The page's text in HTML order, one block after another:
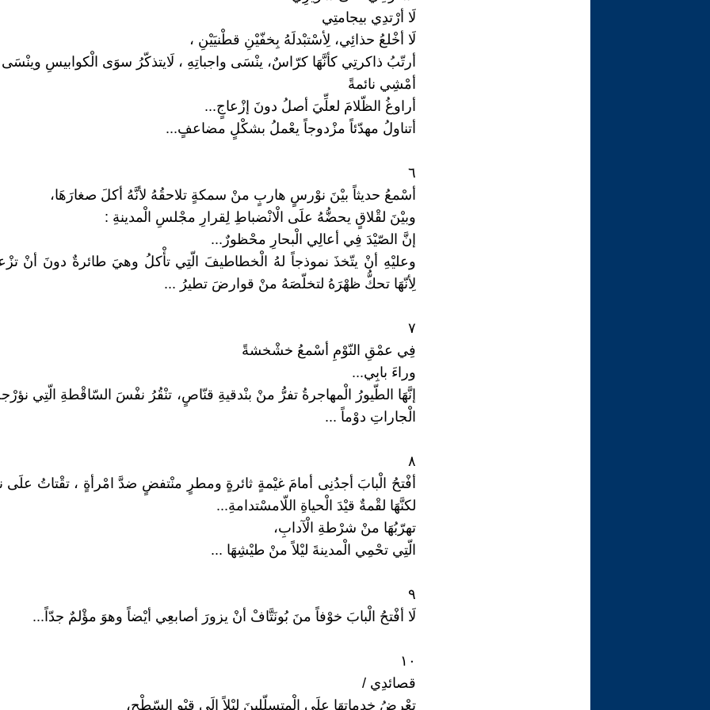
لَا أرْتدِي بيجامتِي
لَا أخْلعُ حذائِي، لِأسْتبْدلَهُ بِخفّيْنِ قطْنيَيْنِ ،
أرتّبُ ذاكرتِي كأنَّهَا كرّاسٌ، ينْسَى واجباتِهِ ، لَايتذكّرُ سوَى الْكوابيسِ وينْسَى
أمْشِي نائمةً
أراوغُ الظّلامَ لعلِّيَ أصلُ دونَ إزْعاجٍ...
أتناولُ مهدّئاً مزْدوجاً يعْملُ بشكْلٍ مضاعفٍ...
٦
أسْمعُ حديثاً بيْنَ نوْرسٍ هاربٍ منْ سمكةٍ تلاحقُهُ لأنَّهُ أكلَ صغارَهَا،
وبيْنَ لقْلاقٍ يحضُّهُ علَى الْانْضباطِ لِقرارِ مجْلسِ الْمدينةِ :
إنَّ الصّيْدَ فِي أعالِي الْبحارِ محْظورٌ...
وعليْهِ أنْ يتّخذَ نموذجاً لهُ الْخطاطيفَ الّتِي تأْكلُ وهيَ طائرةٌ دونَ أنْ
لِأنّهَا تحكُّ ظهْرَهُ لتخلّصَهُ منْ قوارضَ تطيرُ ...
٧
فِي عمْقِ النّوْمِ أسْمعُ خشْخشةً
وراءَ بابِي...
إنَّهَا الطّيورُ الْمهاجرةُ تفرُّ منْ بنْدقيةِ قنّاصٍ، تنْقُرُ نفْسَ السّاقْطةِ الّتِي
الْجاراتِ دوْماً ...
٨
أفْتحُ الْبابَ أجدُنِى أمامَ غيْمةٍ ثائرةٍ ومطرٍ منْتفضٍ ضدَّ امْرأةٍ ، تقْتاتُ علَى
لكنَّهَا لقْمةٌ قيْدَ الْحياةِ اللّامسْتدامةِ...
تھرّبُهَا منْ شرْطةِ الْآدابِ،
الّتِي تحْمِي الْمدينةَ ليْلاً منْ طيْشِهَا ...
٩
لَا أفْتحُ الْبابَ خوْفاً منَ بُونَتَّافْ أنْ يزورَ أصابعِي أيْضاً وهوَ مؤْلمٌ جدّاً...
١٠
قصائدِي /
تعْرضُ خدماتِهَا علَى الْمتسلّلينَ ليْلاً إلَى قبْوِ السّطْحِ،